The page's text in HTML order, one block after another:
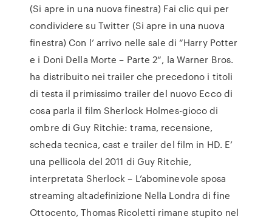
(Si apre in una nuova finestra) Fai clic qui per
condividere su Twitter (Si apre in una nuova
finestra) Con l’ arrivo nelle sale di “Harry Potter
e i Doni Della Morte – Parte 2“, la Warner Bros.
ha distribuito nei trailer che precedono i titoli
di testa il primissimo trailer del nuovo Ecco di
cosa parla il film Sherlock Holmes-gioco di
ombre di Guy Ritchie: trama, recensione,
scheda tecnica, cast e trailer del film in HD. E’
una pellicola del 2011 di Guy Ritchie,
interpretata Sherlock – L’abominevole sposa
streaming altadefinizione Nella Londra di fine
Ottocento, Thomas Ricoletti rimane stupito nel